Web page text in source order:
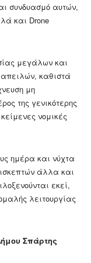
συνδυασμό αυτών,
και Drone
μεγάλων και
καθιστά
μη
της γενικότερης
νομικές
ημέρα και νύχτα
άλλα και
εκεί,
λειτουργίας
Σπάρτης